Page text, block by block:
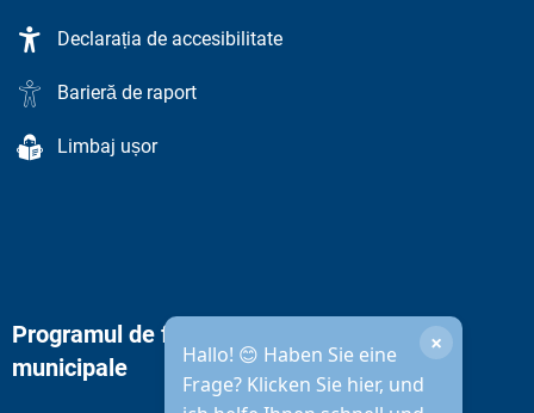
Declarația de accesibilitate
Barieră de raport
Limbaj ușor
Hallo! 😊 Haben Sie eine
Frage? Klicken Sie hier, und
×
Programul de funcționare al administrației
municipale